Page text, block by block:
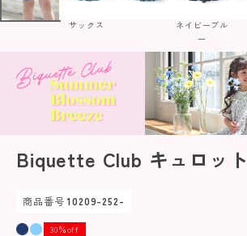
サックス
ネイビーブル
ー
Biquette Club キュロット
商品番号 10209-252-
30％off